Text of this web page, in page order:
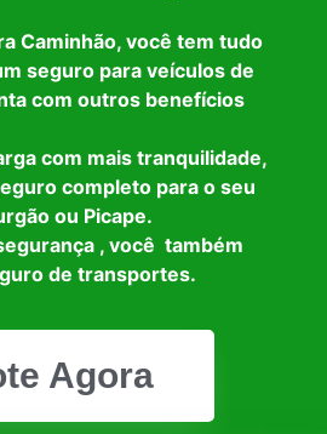
Caminhão, você tem tudo
seguro para veículos de
com outros benefícios
com mais tranquilidade,
completo para o seu
ou Picape.
, você também
de transportes.
Agora